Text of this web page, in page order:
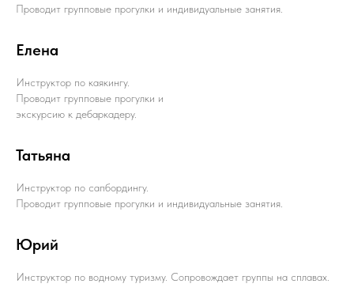
Проводит групповые прогулки и индивидуальные занятия.
Елена
Инструктор по каякингу.
Проводит групповые прогулки и
экскурсию к дебаркадеру.
Татьяна
Инструктор по сапбордингу.
Проводит групповые прогулки и индивидуальные занятия.
Юрий
Инструктор по водному туризму. Сопровождает группы на сплавах.